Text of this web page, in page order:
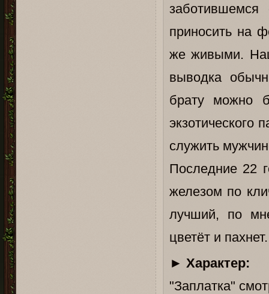
приносить на
же живыми.
выводка
брату можно
экзотического
служить
Последние 22
железом по
лучший, по
цветёт и пахнет.
► Характер:
"Заплатка"